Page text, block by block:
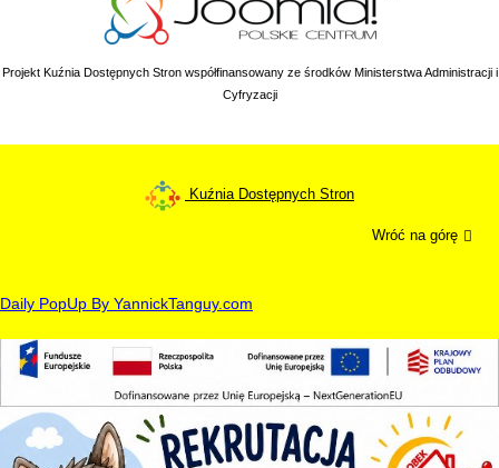
Projekt Kuźnia Dostępnych Stron współfinansowany ze środków Ministerstwa Administracji i
Cyfryzacji
Kuźnia Dostępnych Stron
Wróć na górę
Daily PopUp By YannickTanguy.com